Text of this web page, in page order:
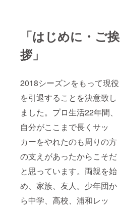
「はじめに・ご挨
拶」
2018シーズンをもって現役
を引退することを決意致し
ました。プロ生活22年間、
自分がここまで長くサッ
カーをやれたのも周りの方
の支えがあったからこそだ
と思っています。両親を始
め、家族、友人。少年団か
ら中学、高校、浦和レッ